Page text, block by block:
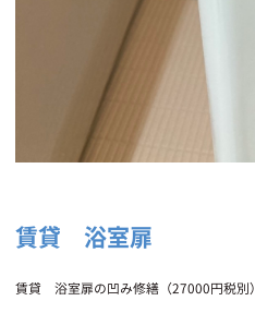
賃貸 浴室扉
賃貸 浴室扉の凹み修繕（27000円税別）